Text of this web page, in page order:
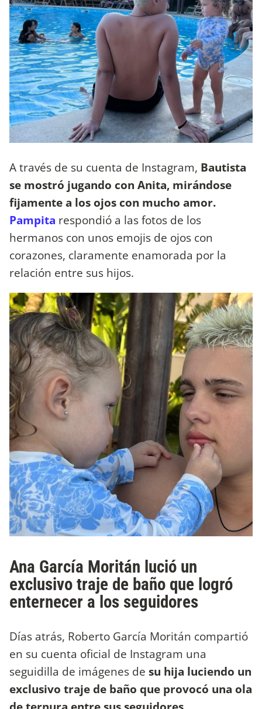
A través de su cuenta de Instagram, Bautista
se mostró jugando con Anita, mirándose
fijamente a los ojos con mucho amor.
Pampita respondió a las fotos de los
hermanos con unos emojis de ojos con
corazones, claramente enamorada por la
relación entre sus hijos.
Ana García Moritán lució un
exclusivo traje de baño que logró
enternecer a los seguidores
Días atrás, Roberto García Moritán compartió
en su cuenta oficial de Instagram una
seguidilla de imágenes de su hija luciendo un
exclusivo traje de baño que provocó una ola